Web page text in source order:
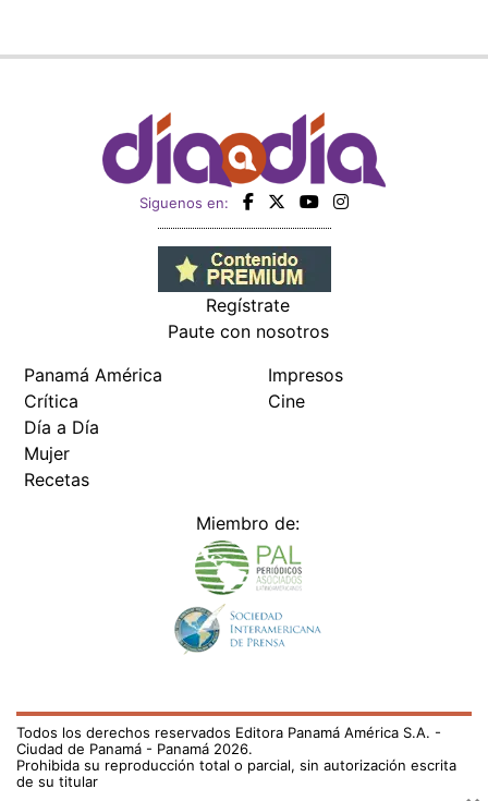
Siguenos en:
Regístrate
Paute con nosotros
Panamá América
Crítica
Día a Día
Mujer
Recetas
Impresos
Cine
Miembro de:
Todos los derechos reservados Editora Panamá América S.A. -
Ciudad de Panamá - Panamá 2026.
Prohibida su reproducción total o parcial, sin autorización escrita
de su titular